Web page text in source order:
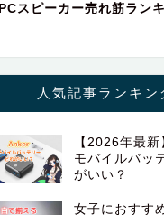
PCスピーカー売れ筋ラン
人気記事ランキン
【2026年最
モバイルバッ
がいい？
女子におすす